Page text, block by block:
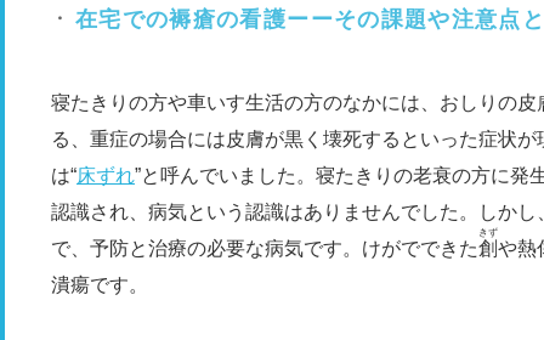
在宅での褥瘡の看護ーーその課題や注意点
寝たきりの方や車いす生活の方のなかには、おしりの
る、重症の場合には皮膚が黒く壊死するといった症状
は“床ずれ”と呼んでいました。寝たきりの老衰の方に
認識され、病気という認識はありませんでした。しかし
で、予防と治療の必要な病気です。けがでできた創
きず
や熱
潰瘍です。